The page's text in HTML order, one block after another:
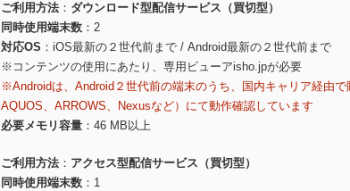
ご利用方法
ダウンロード型配信サービス（買切型）
同時使用端末数
2
対応OS
iOS最新の２世代前まで / Android最新の２世代前まで
※コンテンツの使用にあたり、専用ビューアisho.jpが必要
※Androidは、Android２世代前の端末のうち、国内キャリア経由で
AQUOS、ARROWS、Nexusなど）にて動作確認しています
必要メモリ容量
46 MB以上
ご利用方法
アクセス型配信サービス（買切型）
同時使用端末数
1